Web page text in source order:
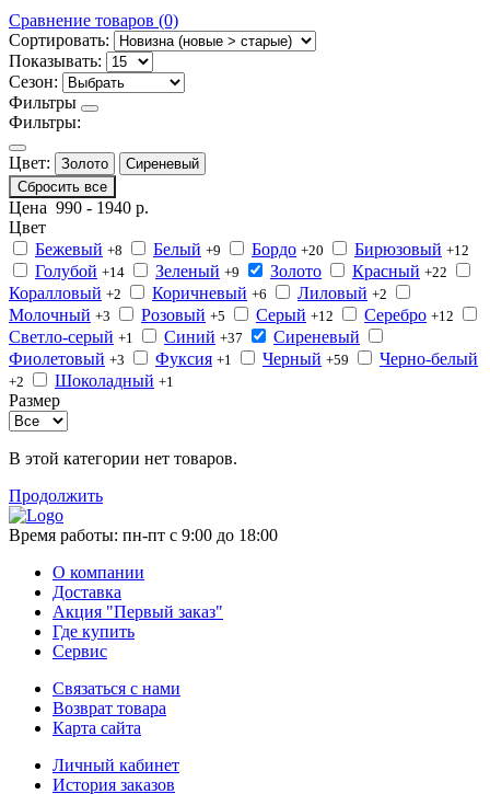
Сравнение товаров (0)
Сортировать:
Показывать:
Сезон:
Фильтры
Фильтры:
Цвет: Золото
Сиреневый
Сбросить все
Цена 990 - 1940 р.
Цвет
Бежевый +8 Белый +9 Бордо +20 Бирюзовый +12
Голубой +14 Зеленый +9 Золото Красный +22
Коралловый +2 Коричневый +6 Лиловый +2
Молочный +3 Розовый +5 Серый +12 Серебро +12
Светло-серый +1 Синий +37
Сиреневый
Фиолетовый +3 Фуксия +1 Черный +59 Черно-белый
+2 Шоколадный +1
Размер
В этой категории нет товаров.
Продолжить
Время работы: пн-пт с 9:00 до 18:00
О компании
Доставка
Акция "Первый заказ"
Где купить
Сервис
Связаться с нами
Возврат товара
Карта сайта
Личный кабинет
История заказов